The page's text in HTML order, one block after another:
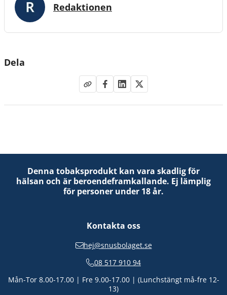
Redaktionen
Dela
Denna tobaksprodukt kan vara skadlig för
hälsan och är beroendeframkallande. Ej lämplig
för personer under 18 år.
Kontakta oss
hej@snusbolaget.se
08 517 910 94
Mån-Tor 8.00-17.00 | Fre 9.00-17.00 | (Lunchstängt må-fre 12-
13)